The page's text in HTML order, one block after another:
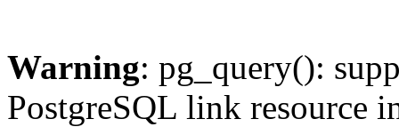
Warning: pg_query():
PostgreSQL link resource